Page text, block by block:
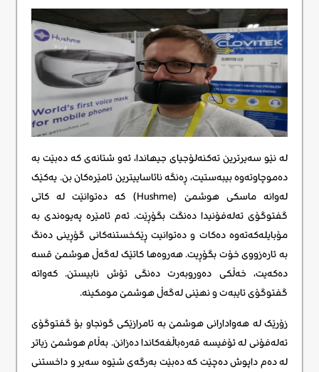
لە نێو سەیرترین تەکنەلۆجیای جیهاندا، ئەو شتانەی کە دەبێت بە
دەموچاوتەوە بیبەستیت، ڕەنگە نائاساییترین ئامێرەکان بن. یەکێک
لەوانە ماسکی هوشمێ (Hushme) کە دەتوانێت لە کاتی
گفتوگۆی تەلەفۆنیدا دەنگت بگۆڕێت. ئەم ئامێرە پەیوەندی بە
مۆبایلەکەتەوە دەکات و دەتوانیت ڕێکخستنەکانی گۆڕینی دەنگ
بە ئارەزووی خۆت بگۆڕیت. هەروەها کاتێک لەگەڵ هوشمێ قسە
دەکەیت، خەڵکی دەوروبەرت دەنگی تۆش نابیستن. کەواتە
گفتوگۆی تایبەت و نهێنی لەگەڵ هوشمێ مومکینە.
زۆرێک لە هەوادارانی هوشمێ بە ئامرازێکی گونجاو بۆ گفتوگۆی
تەلەفۆنی لە ئۆفیسە قەرەباڵغەکاندا دەزانن. بەڵام هوشمێ زیاتر
لە دەم داپوش دەچێت کە دەبێت بەرگەی شێوە سەیر و داخستنی